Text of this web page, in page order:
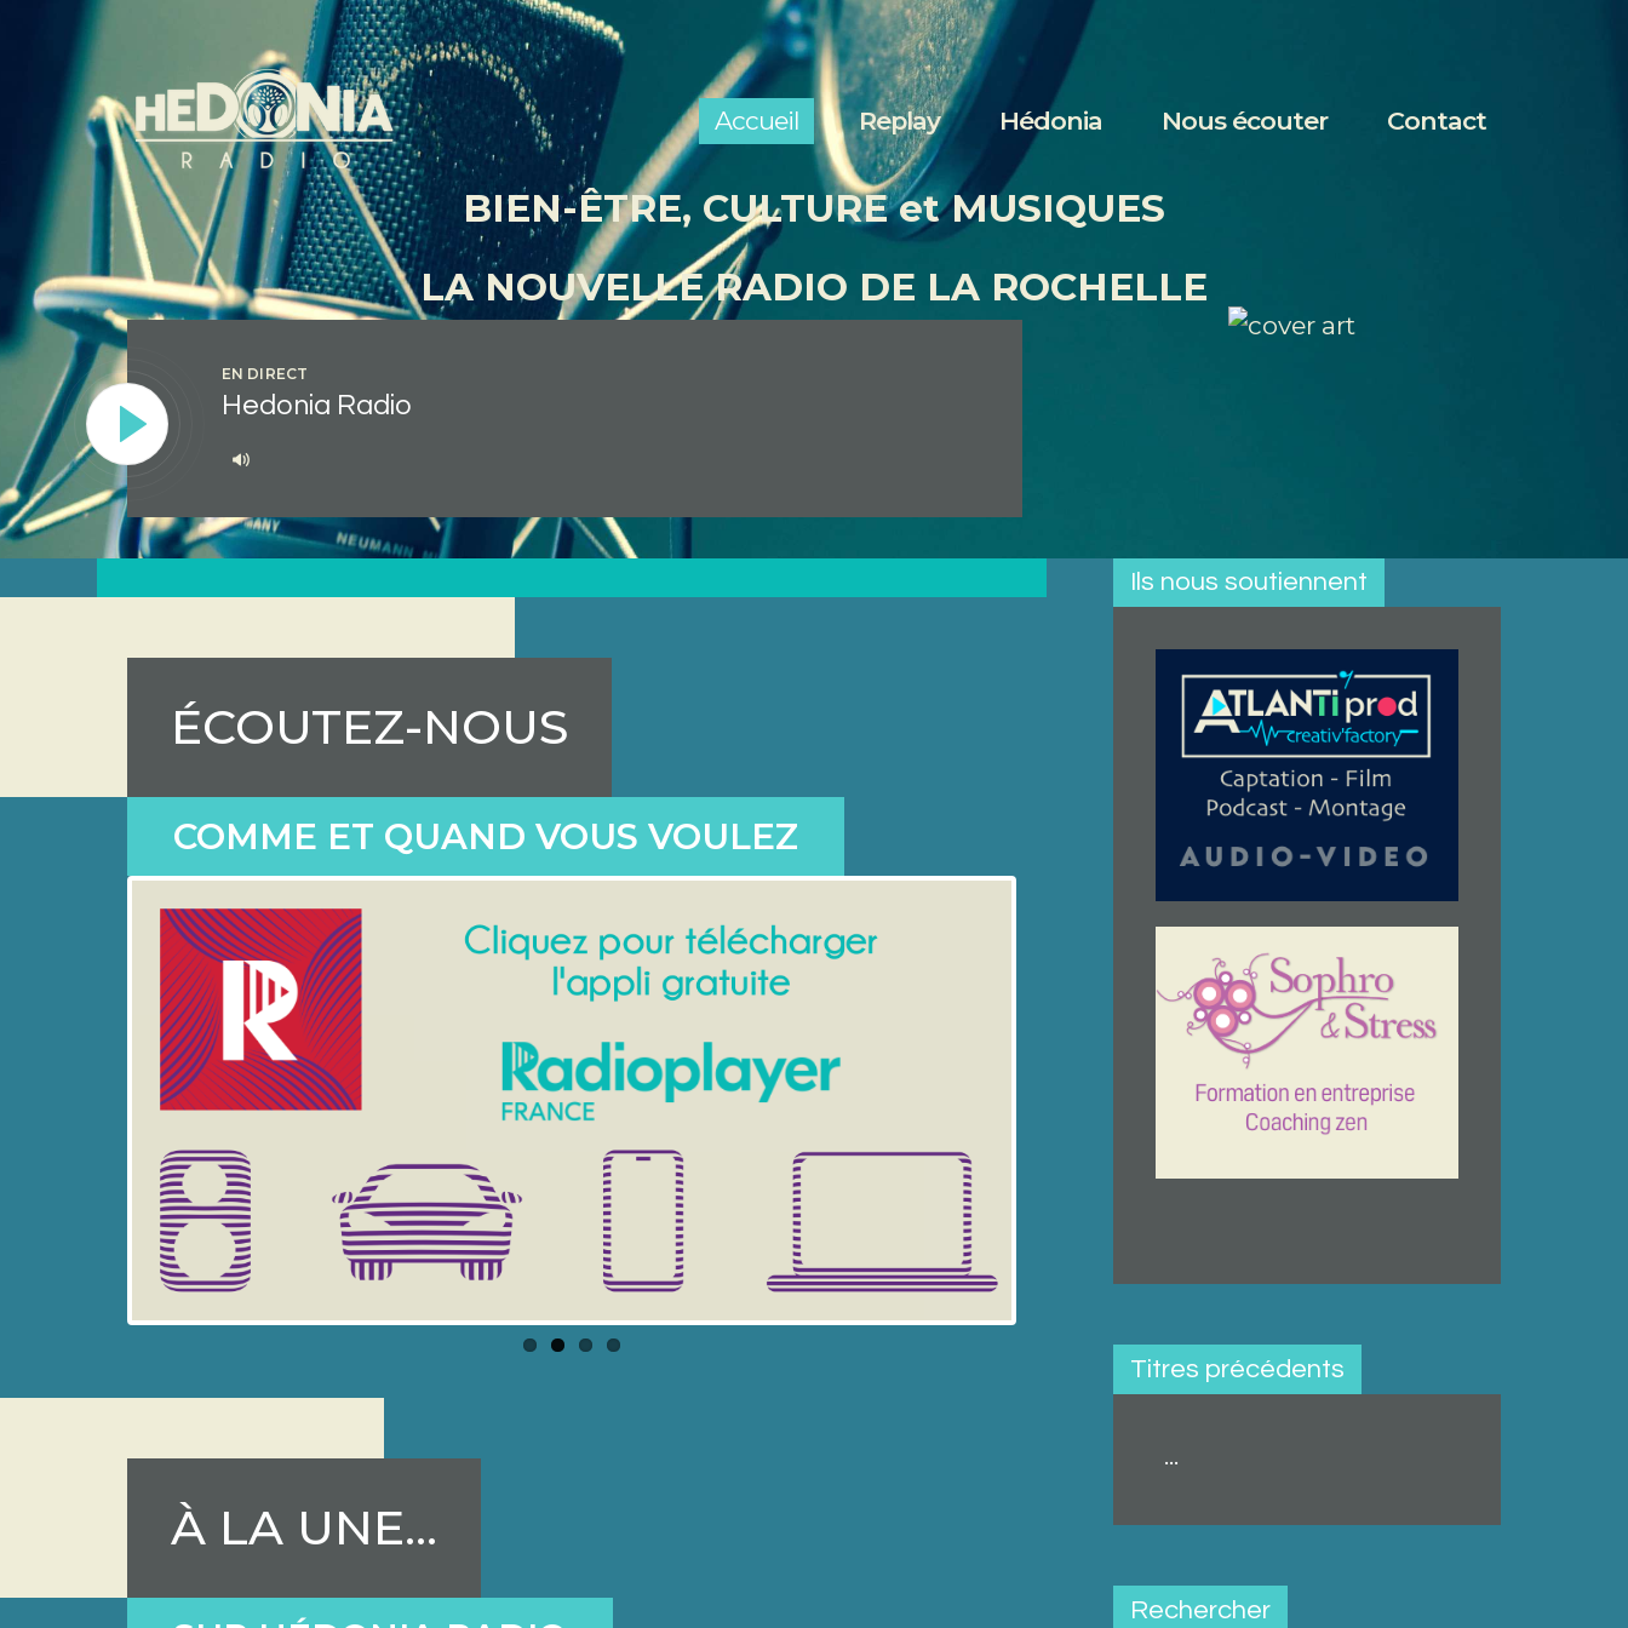
Accueil Replay Hédonia Nous écouter Contact
BIEN-ÊTRE, CULTURE et MUSIQUES
LA NOUVELLE RADIO DE LA ROCHELLE
EN DIRECT
Hedonia Radio
Lecteur
Accueil
Replay
Hédonia
Nous écouter
ÉCOUTEZ-NOUS
COMME ET QUAND VOUS VOULEZ
À LA UNE...
Ils nous soutiennent
Titres précédents
...
Rechercher